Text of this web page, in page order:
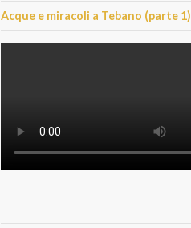
Acque e miracoli a Tebano (parte 1)